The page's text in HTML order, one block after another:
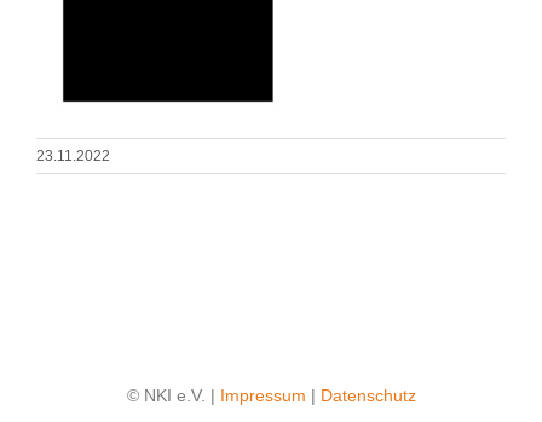
23.11.2022
© NKI e.V. | Impressum | Datenschutz